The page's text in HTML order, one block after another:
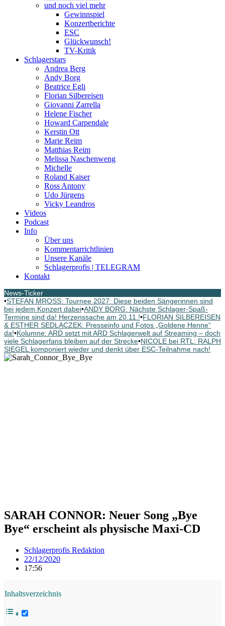
und noch viel mehr
Gewinnspiel
Konzertberichte
ESC
Glückwunsch!
TV-Kritik
Schlagerstars
Andrea Berg
Andy Borg
Beatrice Egli
Florian Silbereisen
Giovanni Zarrella
Helene Fischer
Howard Carpendale
Kerstin Ott
Marie Reim
Matthias Reim
Melissa Naschenweng
Michelle
Roland Kaiser
Ross Antony
Udo Jürgens
Vicky Leandros
Videos
Podcast
Info
Über uns
Kommentarrichtlinien
Unsere Kanäle
Schlagerprofis | TELEGRAM
Kontakt
News-Ticker
•STEFAN MROSS: Tournee 2027: Diese beiden Sängerinnen sind
bei jedem Konzert dabei•ANDY BORG: Nächste Schlager-Spaß-
Termine sind da! Herzenssache am 20.11.!•FLORIAN SILBEREISEN
& ESTHER SEDLACZEK: Presseinfo und Fotos „Goldene Henne“
da!•Kolumne: ARD setzt mit ARD Schlagerwelt auf Streaming – doch
viele Schlagerfans bleiben auf der Strecke•NICOLE bei RTL: RALPH
SIEGEL komponiert wieder und denkt über ESC-Teilnahme nach!
SARAH CONNOR: Neuer Song „Bye
Bye“ erscheint als physische Maxi-CD
Schlagerprofis Redaktion
22/12/2020
17:56
Inhaltsverzeichnis